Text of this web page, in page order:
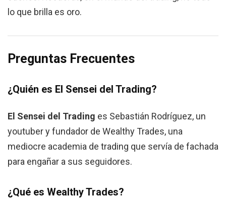
lo que brilla es oro.
Preguntas Frecuentes
¿Quién es El Sensei del Trading?
El Sensei del Trading es Sebastián Rodríguez, un
youtuber y fundador de Wealthy Trades, una
mediocre academia de trading que servía de fachada
para engañar a sus seguidores.
¿Qué es Wealthy Trades?